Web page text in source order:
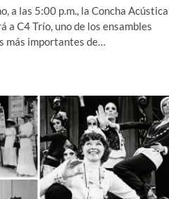
a las 5:00 p.m., la Concha Acústica
a C4 Trío, uno de los ensambles
más importantes de…